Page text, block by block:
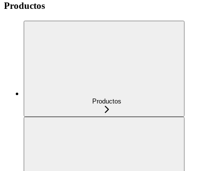
Productos
Productos